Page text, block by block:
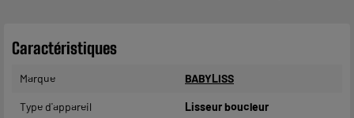
Caractéristiques
Marque BABYLISS
Type d'appareil Lisseur boucleur